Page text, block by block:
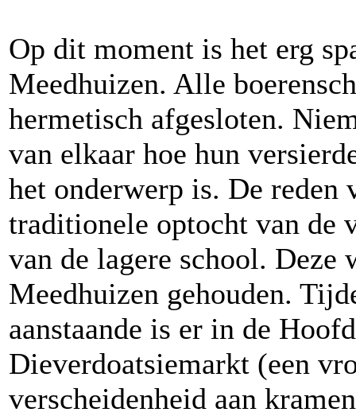
Op dit moment is het erg
Meedhuizen. Alle
hermetisch afgesloten.
van elkaar hoe hun
het onderwerp is. De reden
traditionele optocht van de
van de lagere school.
Meedhuizen gehouden.
aanstaande is er in de
Dieverdoatsiemarkt (een
verscheidenheid aan